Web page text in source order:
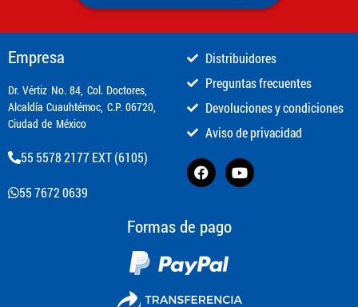
Empresa
​Dr. Vértiz No. 84, Col. Doctores,
Alcaldía Cuauhtémoc, C.P. 06720,
Ciudad de México
55 5578 2177 EXT (6105)
55 7672 0639
Distribuidores
Preguntas frecuentes
Devoluciones y condiciones
Aviso de privacidad
Formas de pago